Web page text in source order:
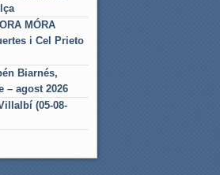
MÓRA
i Cel Prieto
Biarnés,
– agost 2026
(05-08-